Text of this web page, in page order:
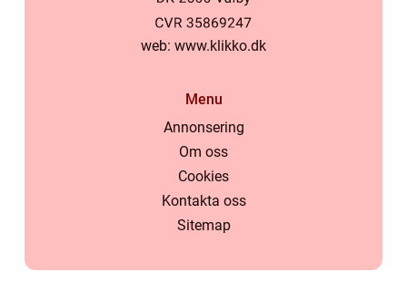
web: www.klikko.dk
Menu
Annonsering
Om oss
Cookies
Kontakta oss
Sitemap